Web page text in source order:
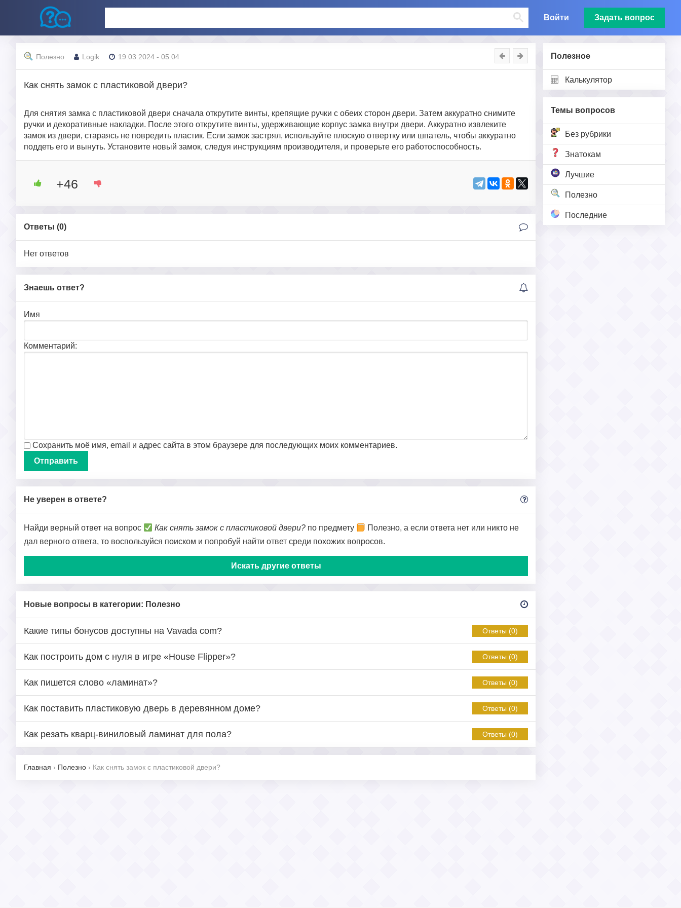
Войти Задать вопрос
Полезное
Калькулятор
Темы вопросов
Без рубрики
Знатокам
Лучшие
Полезно
Последние
Полезно Logik 19.03.2024 - 05:04
Как снять замок с пластиковой двери?
Для снятия замка с пластиковой двери сначала открутите винты, крепящие ручки с обеих сторон двери. Затем аккуратно снимите
ручки и декоративные накладки. После этого открутите винты, удерживающие корпус замка внутри двери. Аккуратно извлеките
замок из двери, стараясь не повредить пластик. Если замок застрял, используйте плоскую отвертку или шпатель, чтобы аккуратно
поддеть его и вынуть. Установите новый замок, следуя инструкциям производителя, и проверьте его работоспособность.
+46
Ответы (0)
Нет ответов
Знаешь ответ?
Имя
Комментарий:
Сохранить моё имя, email и адрес сайта в этом браузере для последующих моих комментариев.
Не уверен в ответе?
Найди верный ответ на вопрос Как снять замок с пластиковой двери? по предмету
Полезно, а если ответа нет или никто не
дал верного ответа, то воспользуйся поиском и попробуй найти ответ среди похожих вопросов.
Искать другие ответы
Новые вопросы в категории: Полезно
Какие типы бонусов доступны на Vavada com? Ответы (0)
Как построить дом с нуля в игре «House Flipper»? Ответы (0)
Как пишется слово «ламинат»? Ответы (0)
Как поставить пластиковую дверь в деревянном доме? Ответы (0)
Как резать кварц-виниловый ламинат для пола? Ответы (0)
Главная › Полезно › Как снять замок с пластиковой двери?